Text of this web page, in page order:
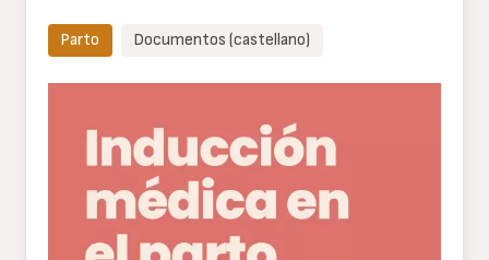
Parto Documentos (castellano)